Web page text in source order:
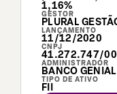
1,16%
GESTOR
PLURAL
LANÇAMENTO
11/12/2020
CNPJ
41.272.747/
ADMINISTRADOR
BANCO
TIPO DE ATIVO
FII